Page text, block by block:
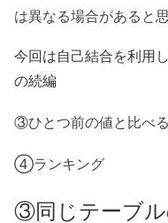
は異なる場合があると
今回は自己結合を利用
の続編
③ひとつ前の値と比べる
④ランキング
③同じテーブ